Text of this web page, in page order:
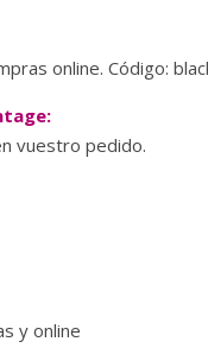
online. Código:
vuestro pedido.
y online